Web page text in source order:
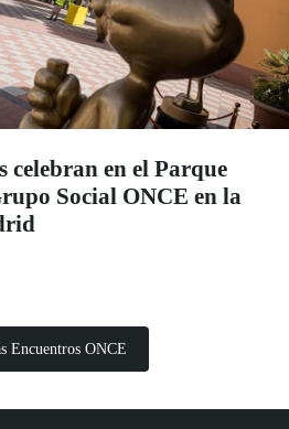
celebran en el Parque
Social ONCE en la
Encuentros ONCE